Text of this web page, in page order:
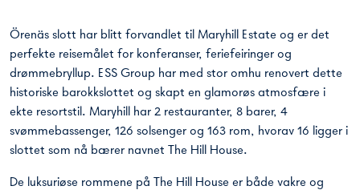
Örenäs slott har blitt forvandlet til Maryhill Estate og er det
perfekte reisemålet for konferanser, feriefeiringer og
drømmebryllup. ESS Group har med stor omhu renovert dette
historiske barokkslottet og skapt en glamorøs atmosfære i
ekte resortstil. Maryhill har 2 restauranter, 8 barer, 4
svømmebassenger, 126 solsenger og 163 rom, hvorav 16 ligger i
slottet som nå bærer navnet The Hill House.
De luksuriøse rommene på The Hill House er både vakre og